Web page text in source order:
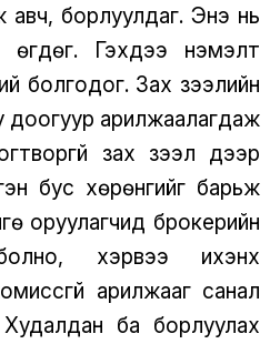
авч, борлуулдаг. Энэ нь
өгдөг. Гэхдээ нэмэлт
болгодог. Зах зээлийн
доогуур арилжаалагдаж
зах зээл дээр
бус хөрөнгийг барьж
оруулагчид брокерийн
хэрвээ ихэнх
арилжааг санал
ба борлуулах